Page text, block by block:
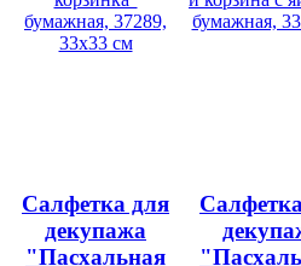
Салфетка для
декупажа
"Пасхальная